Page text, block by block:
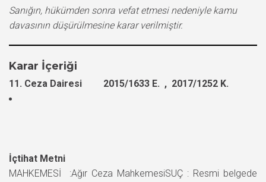
Sanığın, hükümden sonra vefat etmesi nedeniyle kamu
davasının düşürülmesine karar verilmiştir.
Karar İçeriği
11. Ceza Dairesi 2015/1633 E. , 2017/1252 K.
İçtihat Metni
MAHKEMESİ :Ağır Ceza MahkemesiSUÇ : Resmi belgede